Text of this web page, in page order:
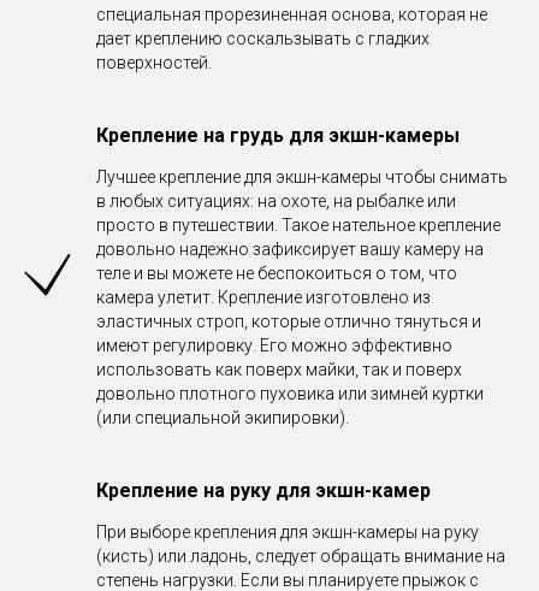
специальная прорезиненная основа, которая не
дает креплению соскальзывать с гладких
поверхностей.
Крепление на грудь для экшн-камеры
Лучшее крепление для экшн-камеры чтобы снимать
в любых ситуациях: на охоте, на рыбалке или
просто в путешествии. Такое нательное крепление
довольно надежно зафиксирует вашу камеру на
теле и вы можете не беспокоиться о том, что
камера улетит. Крепление изготовлено из
эластичных строп, которые отлично тянуться и
имеют регулировку. Его можно эффективно
использовать как поверх майки, так и поверх
довольно плотного пуховика или зимней куртки
(или специальной экипировки).
Крепление на руку для экшн-камер
При выборе крепления для экшн-камеры на руку
(кисть) или ладонь, следует обращать внимание на
степень нагрузки. Если вы планируете прыжок с